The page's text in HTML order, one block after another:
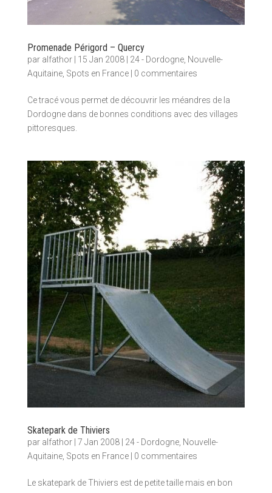
Promenade Périgord – Quercy
par alfathor| 15 Jan 2008| 24 - Dordogne, Nouvelle-
Aquitaine, Spots en France| 0 commentaires
Ce tracé vous permet de découvrir les méandres de la
Dordogne dans de bonnes conditions avec des villages
pittoresques.
Skatepark de Thiviers
par alfathor| 7 Jan 2008| 24 - Dordogne, Nouvelle-
Aquitaine, Spots en France| 0 commentaires
Le skatepark de Thiviers est de petite taille mais en bon